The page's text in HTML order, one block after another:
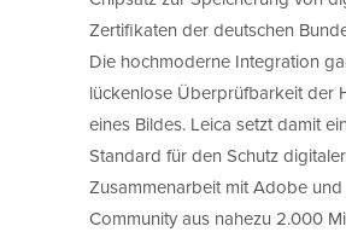
Zertifikaten der deutschen
Die hochmoderne Integration
lückenlose Überprüfbarkeit der
eines Bildes. Leica setzt damit
Standard für den Schutz
Zusammenarbeit mit Adobe
Community aus nahezu 2.000